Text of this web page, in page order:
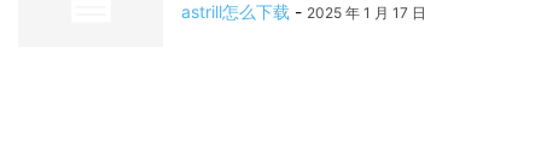
astrill怎么下载 - 2025 年 1 月 17 日